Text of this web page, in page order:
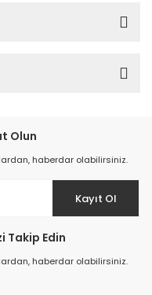
Olun
haberdar olabilirsiniz.
Kayıt Ol
Takip Edin
haberdar olabilirsiniz.